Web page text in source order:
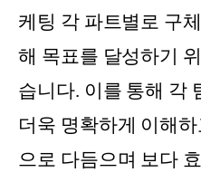
케팅 각 파트별로 구
해 목표를 달성하기
습니다. 이를 통해 각
더욱 명확하게 이해
으로 다듬으며 보다